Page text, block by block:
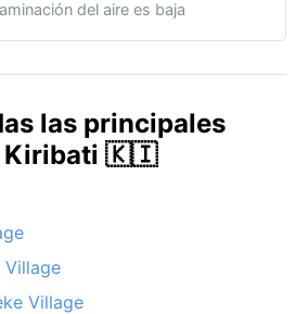
del aire es baja
las principales
Kiribati 🇰🇮
Village
Village